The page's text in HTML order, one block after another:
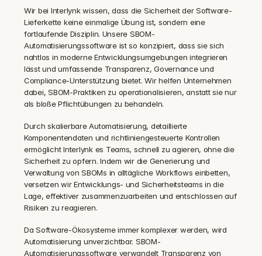
Wir bei Interlynk wissen, dass die Sicherheit der Software-
Lieferkette keine einmalige Übung ist, sondern eine
fortlaufende Disziplin. Unsere SBOM-
Automatisierungssoftware ist so konzipiert, dass sie sich
nahtlos in moderne Entwicklungsumgebungen integrieren
lässt und umfassende Transparenz, Governance und
Compliance-Unterstützung bietet. Wir helfen Unternehmen
dabei, SBOM-Praktiken zu operationalisieren, anstatt sie nur
als bloße Pflichtübungen zu behandeln.
Durch skalierbare Automatisierung, detaillierte
Komponentendaten und richtliniengesteuerte Kontrollen
ermöglicht Interlynk es Teams, schnell zu agieren, ohne die
Sicherheit zu opfern. Indem wir die Generierung und
Verwaltung von SBOMs in alltägliche Workflows einbetten,
versetzen wir Entwicklungs- und Sicherheitsteams in die
Lage, effektiver zusammenzuarbeiten und entschlossen auf
Risiken zu reagieren.
Da Software-Ökosysteme immer komplexer werden, wird
Automatisierung unverzichtbar. SBOM-
Automatisierungssoftware verwandelt Transparenz von